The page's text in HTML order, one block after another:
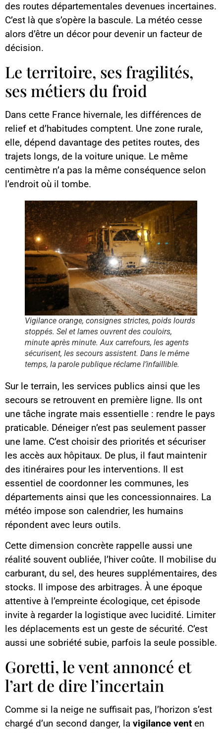
des routes départementales devenues incertaines.
C’est là que s’opère la bascule. La météo cesse
alors d’être un décor pour devenir un facteur de
décision.
Le territoire, ses fragilités,
ses métiers du froid
Dans cette France hivernale, les différences de
relief et d’habitudes comptent. Une zone rurale,
elle, dépend davantage des petites routes, des
trajets longs, de la voiture unique. Le même
centimètre n’a pas la même conséquence selon
l’endroit où il tombe.
Vigilance orange, consignes strictes, poids lourds
stoppés. Sel et lames ouvrent des couloirs,
minute après minute. Aux carrefours, les agents
sécurisent, les secours assistent. Dans le même
temps, la parole publique réclame l’infaillible.
Sur le terrain, les services publics ainsi que les
secours se retrouvent en première ligne. Ils ont
une tâche ingrate mais essentielle : rendre le pays
praticable. Déneiger n’est pas seulement passer
une lame. C’est choisir des priorités et sécuriser
les accès aux hôpitaux. De plus, il faut maintenir
des itinéraires pour les interventions. Il est
essentiel de coordonner les communes, les
départements ainsi que les concessionnaires. La
météo impose son calendrier, les humains
répondent avec leurs outils.
Cette dimension concrète rappelle aussi une
réalité souvent oubliée, l’hiver coûte. Il mobilise du
carburant, du sel, des heures supplémentaires, des
stocks. Il impose des arbitrages. À une époque
attentive à l’empreinte écologique, cet épisode
invite à regarder la logistique avec lucidité. Limiter
les déplacements est un geste de sécurité. C’est
aussi une sobriété subie, parfois la seule possible.
Goretti, le vent annoncé et
l’art de dire l’incertain
Comme si la neige ne suffisait pas, l’horizon s’est
chargé d’un second danger, la vigilance vent en